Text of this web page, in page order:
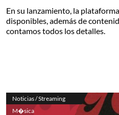
En su lanzamiento, la
disponibles, además de
contamos todos los detalles.
Noticias / Streaming
M�sica